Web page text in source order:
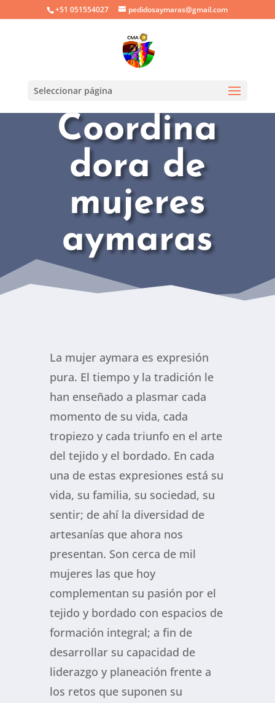
+51 051554027 pedidosaymaras@gmail.com
Seleccionar página
Coordina
dora de
mujeres
aymaras
La mujer aymara es expresión
pura. El tiempo y la tradición le
han enseñado a plasmar cada
momento de su vida, cada
tropiezo y cada triunfo en el arte
del tejido y el bordado. En cada
una de estas expresiones está su
vida, su familia, su sociedad, su
sentir; de ahí la diversidad de
artesanías que ahora nos
presentan. Son cerca de mil
mujeres las que hoy
complementan su pasión por el
tejido y bordado con espacios de
formación integral; a fin de
desarrollar su capacidad de
liderazgo y planeación frente a
los retos que suponen su